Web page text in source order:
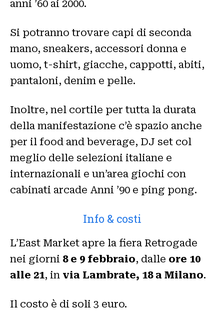
anni ’60 ai 2000.
Si potranno trovare capi di seconda
mano, sneakers, accessori donna e
uomo, t-shirt, giacche, cappotti, abiti,
pantaloni, denim e pelle.
Inoltre, nel cortile per tutta la durata
della manifestazione c’è spazio anche
per il food and beverage, DJ set col
meglio delle selezioni italiane e
internazionali e un’area giochi con
cabinati arcade Anni ’90 e ping pong.
Info & costi
L’East Market apre la fiera Retrogade
nei giorni 8 e 9 febbraio, dalle ore 10
alle 21, in via Lambrate, 18 a Milano.
Il costo è di soli 3 euro.